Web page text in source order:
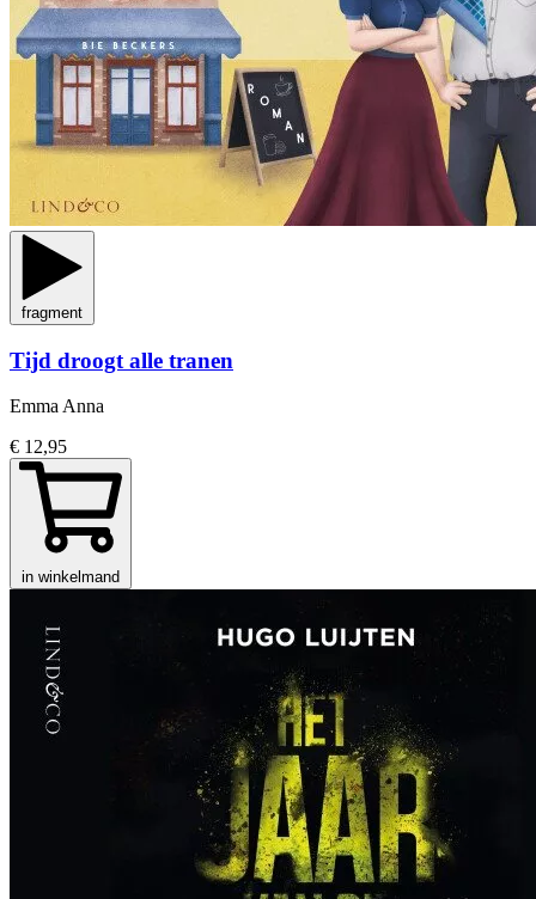
fragment
Tijd droogt alle tranen
Emma Anna
€ 12,95
in winkelmand